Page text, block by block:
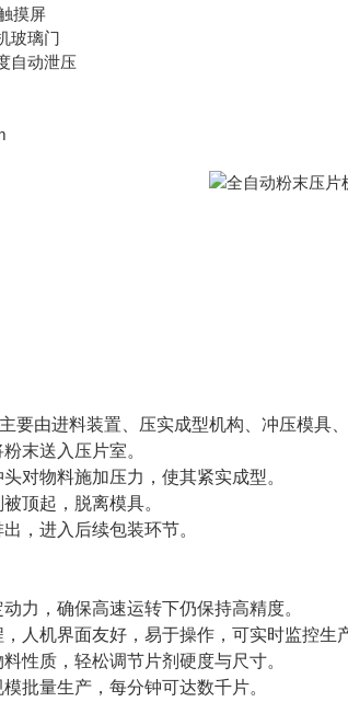
摸屏
玻璃门
自动泄压
主要由进料装置、压实成型机构、冲压模具
末送入压片室。
对物料施加压力，使其紧实成型。
顶起，脱离模具。
，进入后续包装环节。
力，确保高速运转下仍保持高精度。
人机界面友好，易于操作，可实时监控生
性质，轻松调节片剂硬度与尺寸。
批量生产，每分钟可达数千片。